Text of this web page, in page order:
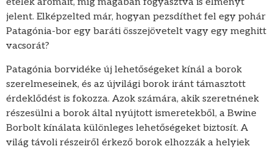
jelent. Elképzelted már, hogyan pezsdíthet fel egy pohár
Patagónia-bor egy baráti összejövetelt vagy egy meghitt
vacsorát?
Patagónia borvidéke új lehetőségeket kínál a borok
szerelmeseinek, és az újvilági borok iránt támasztott
érdeklődést is fokozza. Azok számára, akik szeretnének
részesülni a borok által nyújtott ismeretekből, a Bwine
Borbolt kínálata különleges lehetőségeket biztosít. A
világ távoli részeiről érkező borok elhozzák a helyiek